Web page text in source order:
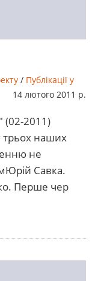
/ Публікації у
14 лютого 2011 р.
(02-2011)
трьох наших
не
Савка.
Перше чер